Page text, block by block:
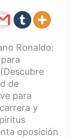
Ronaldo:
para
de
para
y
oposición